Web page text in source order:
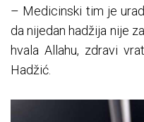
– Medicinski tim je
da nijedan hadžija nije
hvala Allahu, zdravi
Hadžić.